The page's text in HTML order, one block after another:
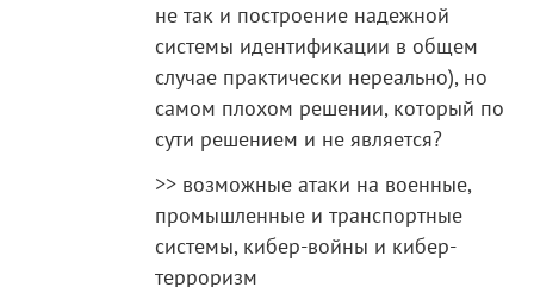
не так и построение надежной
системы идентификации в общем
случае практически нереально), но
самом плохом решении, который по
сути решением и не является?
>> возможные атаки на военные,
промышленные и транспортные
системы, кибер-войны и кибер-
терроризм